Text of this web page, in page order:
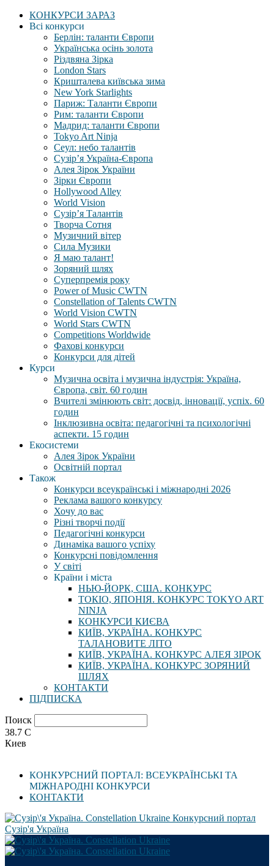
КОНКУРСИ ЗАРАЗ
Всі конкурси
Берлін: таланти Європи
Українська осінь золота
Різдвяна Зірка
London Stars
Кришталева київська зима
New York Starlights
Париж: Таланти Європи
Рим: таланти Європи
Мадрид: таланти Європи
Tokyo Art Ninja
Сеул: небо талантів
Сузір’я Україна-Європа
Алея Зірок України
Зірки Європи
Hollywood Alley
World Vision
Сузір’я Талантів
Творча Сотня
Музичний вітер
Сила Музики
Я маю талант!
Зоряний шлях
Суперпремія року
Power of Music CWTN
Constellation of Talents CWTN
World Vision CWTN
World Stars CWTN
Competitions Worldwide
Фахові конкурси
Конкурси для дітей
Курси
Музична освіта і музична індустрія: Україна,
Європа, світ. 60 годин
Вчителі змінюють світ: досвід, інновації, успіх. 60
годин
Інклюзивна освіта: педагогічні та психологічні
аспекти. 15 годин
Екосистеми
Алея Зірок України
Освітній портал
Також
Конкурси всеукраїнські і міжнародні 2026
Реклама вашого конкурсу
Хочу до вас
Різні творчі події
Педагогічні конкурси
Динаміка вашого успіху
Конкурсні повідомлення
У світі
Країни і міста
НЬЮ-ЙОРК, США. КОНКУРС
ТОКІО, ЯПОНІЯ. КОНКУРС TOKYO ART
NINJA
КОНКУРСИ КИЄВА
КИЇВ, УКРАЇНА. КОНКУРС
ТАЛАНОВИТЕ ЛІТО
КИЇВ, УКРАЇНА. КОНКУРС АЛЕЯ ЗІРОК
КИЇВ, УКРАЇНА. КОНКУРС ЗОРЯНИЙ
ШЛЯХ
КОНТАКТИ
ПІДПИСКА
Поиск
38.7 C
Киев
КОНКУРСНИЙ ПОРТАЛ: ВСЕУКРАЇНСЬКІ ТА
МІЖНАРОДНІ КОНКУРСИ
КОНТАКТИ
Конкурсний портал
Сузір'я Україна